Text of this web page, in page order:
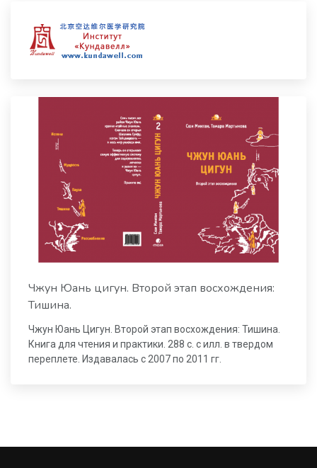
Чжун Юань цигун. Второй этап восхождения:
Тишина.
Чжун Юань Цигун. Второй этап восхождения: Тишина.
Книга для чтения и практики. 288 с. с илл. в твердом
переплете. Издавалась с 2007 по 2011 гг.